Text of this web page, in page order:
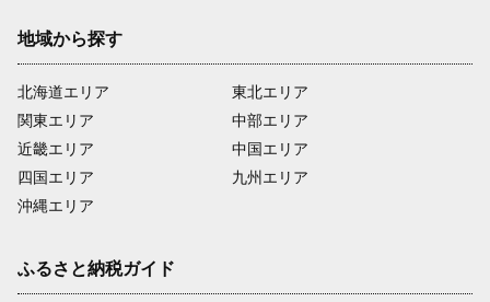
地域から探す
北海道エリア
関東エリア
近畿エリア
四国エリア
沖縄エリア
東北エリア
中部エリア
中国エリア
九州エリア
ふるさと納税ガイド